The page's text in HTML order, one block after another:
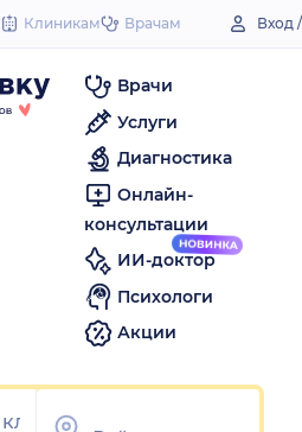
to
Закрыть
Клиникам Врачам Вход
Врачи
Услуги
Диагностика
Онлайн-
консультации
ИИ-доктор
Психологи
Акции